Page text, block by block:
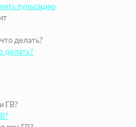
пульсацию
делать?